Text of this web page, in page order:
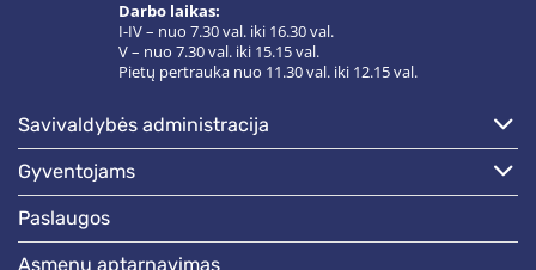
Darbo laikas:
I-IV – nuo 7.30 val. iki 16.30 val.
V – nuo 7.30 val. iki 15.15 val.
Pietų pertrauka nuo 11.30 val. iki 12.15 val.
savivaldybės administracija
gyventojams
paslaugos
asmenų aptarnavimas